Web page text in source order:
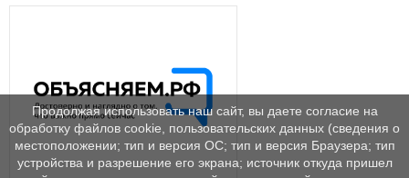
Продолжая использовать наш сайт, вы даете согласие на
обработку файлов cookie, пользовательских данных (сведения о
местоположении; тип и версия ОС; тип и версия Браузера; тип
устройства и разрешение его экрана; источник откуда пришел